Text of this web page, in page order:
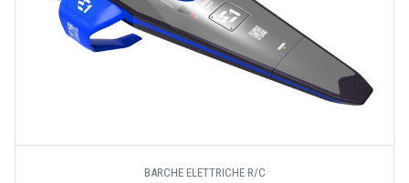
BARCHE ELETTRICHE R/C